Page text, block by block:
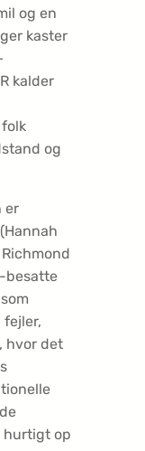
og en
kaster
kalder
og
er
besatte
fejler,
hvor det
hurtigt op